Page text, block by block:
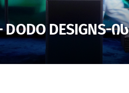
DESIGNS-ᲘᲡ